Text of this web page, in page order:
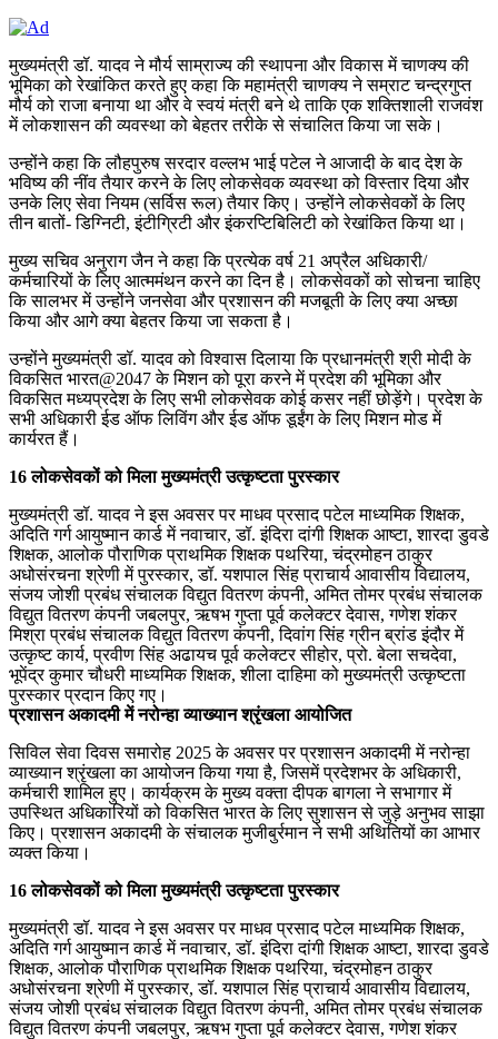
मुख्यमंत्री डॉ. यादव ने मौर्य साम्राज्य की स्थापना और विकास में चाणक्य की
भूमिका को रेखांकित करते हुए कहा कि महामंत्री चाणक्य ने सम्राट चन्द्रगुप्त
मौर्य को राजा बनाया था और वे स्वयं मंत्री बने थे ताकि एक शक्तिशाली राजवंश
में लोकशासन की व्यवस्था को बेहतर तरीके से संचालित किया जा सके।
उन्होंने कहा कि लौहपुरुष सरदार वल्लभ भाई पटेल ने आजादी के बाद देश के
भविष्य की नींव तैयार करने के लिए लोकसेवक व्यवस्था को विस्तार दिया और
उनके लिए सेवा नियम (सर्विस रूल) तैयार किए। उन्होंने लोकसेवकों के लिए
तीन बातों- डिग्निटी, इंटीग्रिटी और इंकरप्टिबिलिटी को रेखांकित किया था।
मुख्य सचिव अनुराग जैन ने कहा कि प्रत्येक वर्ष 21 अप्रैल अधिकारी/
कर्मचारियों के लिए आत्ममंथन करने का दिन है। लोकसेवकों को सोचना चाहिए
कि सालभर में उन्होंने जनसेवा और प्रशासन की मजबूती के लिए क्या अच्छा
किया और आगे क्या बेहतर किया जा सकता है।
उन्होंने मुख्यमंत्री डॉ. यादव को विश्वास दिलाया कि प्रधानमंत्री श्री मोदी के
विकसित भारत@2047 के मिशन को पूरा करने में प्रदेश की भूमिका और
विकसित मध्यप्रदेश के लिए सभी लोकसेवक कोई कसर नहीं छोड़ेंगे। प्रदेश के
सभी अधिकारी ईड ऑफ लिविंग और ईड ऑफ डूईंग के लिए मिशन मोड में
कार्यरत हैं।
16 लोकसेवकों को मिला मुख्यमंत्री उत्कृष्टता पुरस्कार
मुख्यमंत्री डॉ. यादव ने इस अवसर पर माधव प्रसाद पटेल माध्यमिक शिक्षक,
अदिति गर्ग आयुष्मान कार्ड में नवाचार, डॉ. इंदिरा दांगी शिक्षक आष्टा, शारदा डुवडे
शिक्षक, आलोक पौराणिक प्राथमिक शिक्षक पथरिया, चंद्रमोहन ठाकुर
अधोसंरचना श्रेणी में पुरस्कार, डॉ. यशपाल सिंह प्राचार्य आवासीय विद्यालय,
संजय जोशी प्रबंध संचालक विद्युत वितरण कंपनी, अमित तोमर प्रबंध संचालक
विद्युत वितरण कंपनी जबलपुर, ऋषभ गुप्ता पूर्व कलेक्टर देवास, गणेश शंकर
मिश्रा प्रबंध संचालक विद्युत वितरण कंपनी, दिवांग सिंह ग्रीन ब्रांड इंदौर में
उत्कृष्ट कार्य, प्रवीण सिंह अढायच पूर्व कलेक्टर सीहोर, प्रो. बेला सचदेवा,
भूपेंद्र कुमार चौधरी माध्यमिक शिक्षक, शीला दाहिमा को मुख्यमंत्री उत्कृष्टता
पुरस्कार प्रदान किए गए।
प्रशासन अकादमी में नरोन्हा व्याख्यान श्रृंखला आयोजित
सिविल सेवा दिवस समारोह 2025 के अवसर पर प्रशासन अकादमी में नरोन्हा
व्याख्यान श्रृंखला का आयोजन किया गया है, जिसमें प्रदेशभर के अधिकारी,
कर्मचारी शामिल हुए। कार्यक्रम के मुख्य वक्ता दीपक बागला ने सभागार में
उपस्थित अधिकारियों को विकसित भारत के लिए सुशासन से जुड़े अनुभव साझा
किए। प्रशासन अकादमी के संचालक मुजीबुर्रमान ने सभी अथितियों का आभार
व्यक्त किया।
16 लोकसेवकों को मिला मुख्यमंत्री उत्कृष्टता पुरस्कार
मुख्यमंत्री डॉ. यादव ने इस अवसर पर माधव प्रसाद पटेल माध्यमिक शिक्षक,
अदिति गर्ग आयुष्मान कार्ड में नवाचार, डॉ. इंदिरा दांगी शिक्षक आष्टा, शारदा डुवडे
शिक्षक, आलोक पौराणिक प्राथमिक शिक्षक पथरिया, चंद्रमोहन ठाकुर
अधोसंरचना श्रेणी में पुरस्कार, डॉ. यशपाल सिंह प्राचार्य आवासीय विद्यालय,
संजय जोशी प्रबंध संचालक विद्युत वितरण कंपनी, अमित तोमर प्रबंध संचालक
विद्युत वितरण कंपनी जबलपुर, ऋषभ गुप्ता पूर्व कलेक्टर देवास, गणेश शंकर